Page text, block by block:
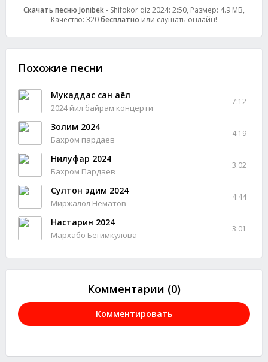
Скачать песню Jonibek- Shifokor qiz 2024: 2:50, Размер: 4.9 MB,
Качество: 320бесплатно или слушать онлайн!
Похожие песни
Мукаддас сан аёл
2024 йил байрам концерти
7:12
Золим 2024
Бахром пардаев
4:19
Нилуфар 2024
Бахром Пардаев
3:02
Султон эдим 2024
Миржалол Нематов
4:44
Настарин 2024
Мархабо Бегимкулова
3:01
Комментарии (0)
Комментировать